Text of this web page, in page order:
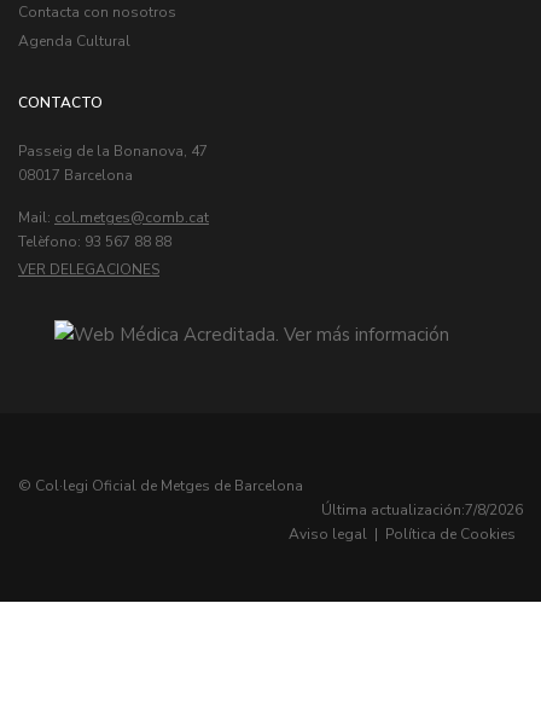
Contacta con nosotros
Agenda Cultural
CONTACTO
Passeig de la Bonanova, 47
08017 Barcelona
Mail: col.metges
Telèfono: 93 567 88 88
VER DELEGACIONES
© Col·legi Oficial de Metges de Barcelona
Última actualización:7/8/2026
Aviso legal | Política de Cookies